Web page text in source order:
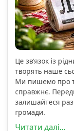
Це зв’язок із
творять наше
Ми пишемо про
справжнє.
залишайтеся
громади.
Читати далі...